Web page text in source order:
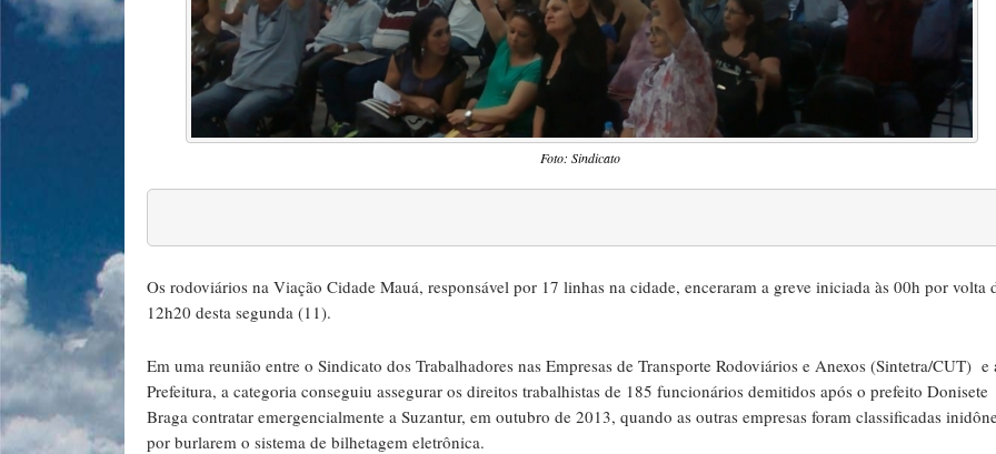
Foto: Sindicato
Os rodoviários na Viação Cidade Mauá, responsável por 17 linhas na cidade, enceraram a greve iniciada às 00h por volta
12h20 desta segunda (11).
Em uma reunião entre o Sindicato dos Trabalhadores nas Empresas de Transporte Rodoviários e Anexos (Sintetra/CUT) e
Prefeitura, a categoria conseguiu assegurar os direitos trabalhistas de 185 funcionários demitidos após o prefeito Donisete
Braga contratar emergencialmente a Suzantur, em outubro de 2013, quando as outras empresas foram classificadas
por burlarem o sistema de bilhetagem eletrônica.